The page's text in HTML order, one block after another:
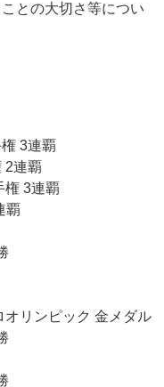
との大切さ等につい
3連覇
連覇
3連覇
覇
ンピック 金メダル